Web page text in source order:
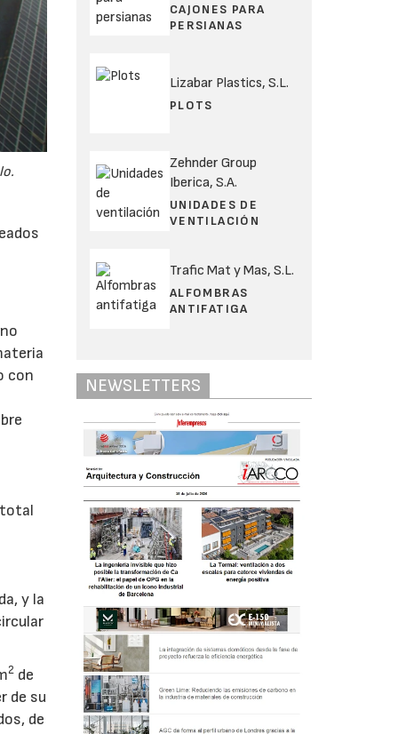
con
total
y la
2 de
de su
de
CAJONES PARA
PERSIANAS
Lizabar Plastics, S.L.
PLOTS
Zehnder Group
Iberica, S.A.
UNIDADES DE
VENTILACIÓN
Trafic Mat y Mas, S.L.
ALFOMBRAS
ANTIFATIGA
NEWSLETTERS